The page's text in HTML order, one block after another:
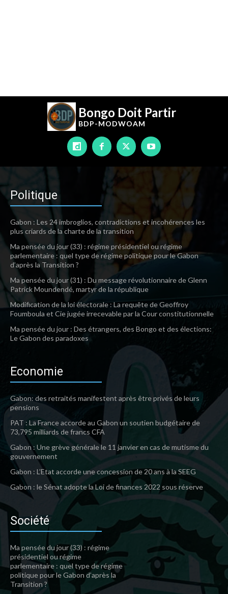
Bongo Doit Partir
BDP-MODWOAM
Politique
Gabon : Les 24 imbroglios, contradictions et incohérences les
plus criards de la charte de la transition
Ma pensée du jour (33) : régime présidentiel ou régime
parlementaire : quel type de régime politique pour le Gabon
d’après la Transition ?
Ma pensée du jour (31) : Du message révolutionnaire de Glenn
Patrick Moundendé, martyr de la république
Modification de la loi électorale : La requête de Geoffroy
Foumboula et Cie jugée irrecevable par la Cour constitutionnelle
Ma pensée du jour : Des étrangers, des Bongo et des élections:
Le Gabon des paradoxes
Economie
Gabon: des retraités manifestent après être privés de leurs
pensions
PAT : La France accorde au Gabon un soutien budgétaire de
73,795 milliards de francs CFA
Gabon : Une grève générale le 11 janvier en cas de mutisme du
gouvernement
Gabon : L’Etat accorde une concession de 20 ans à la SEEG
Gabon : le Sénat adopte la Loi de finances 2022 sous réserve
Société
Ma pensée du jour (33) : régime
présidentiel ou régime
parlementaire : quel type de régime
politique pour le Gabon d’après la
Transition ?